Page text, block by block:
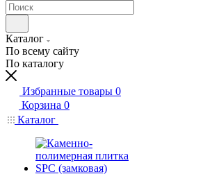
Каталог
По всему сайту
По каталогу
Избранные товары 0
Корзина 0
Каталог